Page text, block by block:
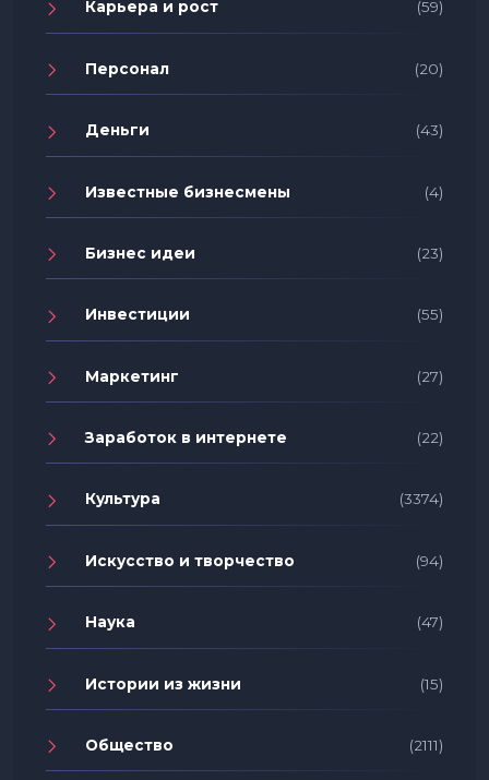
Карьера и рост (59)
Персонал (20)
Деньги (43)
Известные бизнесмены (4)
Бизнес идеи (23)
Инвестиции (55)
Маркетинг (27)
Заработок в интернете (22)
Культура (3374)
Искусство и творчество (94)
Наука (47)
Истории из жизни (15)
Общество (2111)